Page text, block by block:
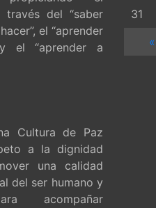
través del “saber
el “aprender
el “aprender a
Cultura de Paz
a la dignidad
una calidad
del ser humano y
acompañar
31